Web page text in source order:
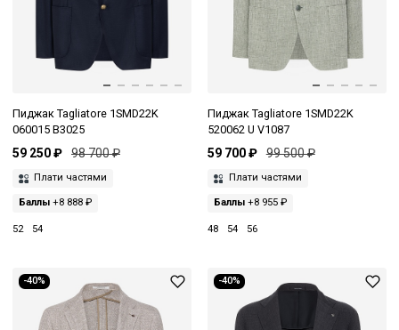
Пиджак Tagliatore 1SMD22K
060015 B3025
59 250 ₽ 98 700 ₽
Плати частями
Баллы +8 888 ₽
52 54
Пиджак Tagliatore 1SMD22K
520062 U V1087
59 700 ₽ 99 500 ₽
Плати частями
Баллы+8 955 ₽
48 54 56
-40% -40%